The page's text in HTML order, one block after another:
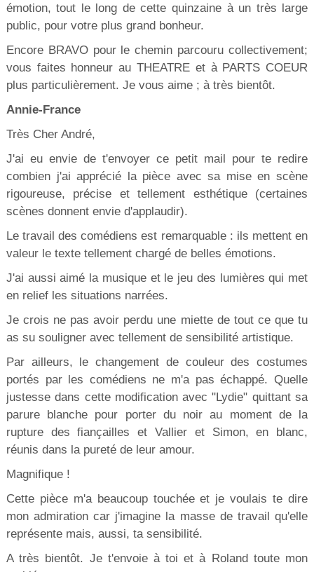
émotion, tout le long de cette quinzaine à un très large
public, pour votre plus grand bonheur.
Encore BRAVO pour le chemin parcouru collectivement;
vous faites honneur au THEATRE et à PARTS COEUR
plus particulièrement. Je vous aime ; à très bientôt.
Annie-France
Très Cher André,
J'ai eu envie de t'envoyer ce petit mail pour te redire
combien j'ai apprécié la pièce avec sa mise en scène
rigoureuse, précise et tellement esthétique (certaines
scènes donnent envie d'applaudir).
Le travail des comédiens est remarquable : ils mettent en
valeur le texte tellement chargé de belles émotions.
J'ai aussi aimé la musique et le jeu des lumières qui met
en relief les situations narrées.
Je crois ne pas avoir perdu une miette de tout ce que tu
as su souligner avec tellement de sensibilité artistique.
Par ailleurs, le changement de couleur des costumes
portés par les comédiens ne m'a pas échappé. Quelle
justesse dans cette modification avec "Lydie" quittant sa
parure blanche pour porter du noir au moment de la
rupture des fiançailles et Vallier et Simon, en blanc,
réunis dans la pureté de leur amour.
Magnifique !
Cette pièce m'a beaucoup touchée et je voulais te dire
mon admiration car j'imagine la masse de travail qu'elle
représente mais, aussi, ta sensibilité.
A très bientôt. Je t'envoie à toi et à Roland toute mon